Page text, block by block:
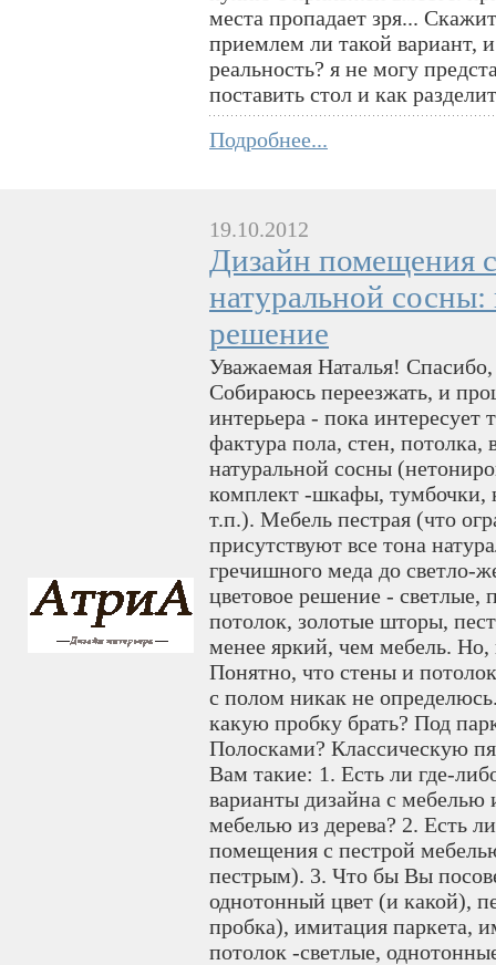
места пропадает зря...
приемлем ли такой вариант,
реальность? я не могу
поставить стол и как
Подробнее...
19.10.2012
Дизайн помещения
натуральной
решение
Уважаемая Наталья!
Собираюсь переезжать, и
интерьера - пока интересует
фактура пола, стен,
натуральной сосны
комплект -шкафы, тумбочки,
т.п.). Мебель пестрая (что
присутствуют все тона
гречишного меда до светло-
цветовое решение - светлые,
потолок, золотые шторы,
менее яркий, чем мебель. Но,
Понятно, что стены и
с полом никак не
какую пробку брать? Под
Полосками? Классическую
Вам такие: 1. Есть ли где-
варианты дизайна с мебелью
мебелью из дерева? 2. Есть
помещения с пестрой
пестрым). 3. Что бы Вы
однотонный цвет (и какой),
пробка), имитация паркета,
потолок -светлые,